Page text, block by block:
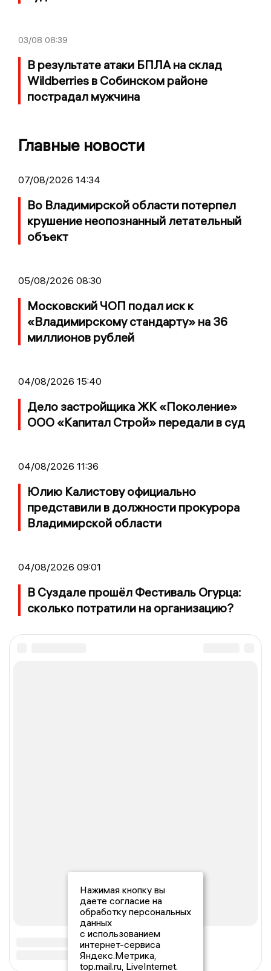
03/08 08:39
В результате атаки БПЛА на склад
Wildberries в Собинском районе
пострадал мужчина
Главные новости
07/08/2026 14:34
Во Владимирской области потерпел
крушение неопознанный летательный
объект
05/08/2026 08:30
Московский ЧОП подал иск к
«Владимирскому стандарту» на 36
миллионов рублей
04/08/2026 15:40
Дело застройщика ЖК «Поколение»
ООО «Капитал Строй» передали в суд
04/08/2026 11:36
Юлию Калистову официально
представили в должности прокурора
Владимирской области
04/08/2026 09:01
В Суздале прошёл Фестиваль Огурца:
сколько потратили на организацию?
Нажимая кнопку вы
даете согласие на
обработку персональных
данных
с использованием
интернет-сервиса
Яндекс.Метрика,
top.mail.ru, LiveInternet.